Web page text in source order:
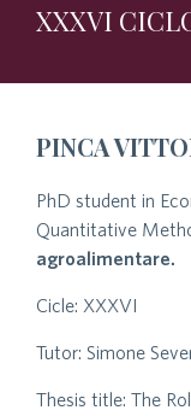
XXXVI
PINCA
PhD student in
Quantitative
agroalimentare.
Cicle: XXXVI
Tutor: Simone
Thesis title: The